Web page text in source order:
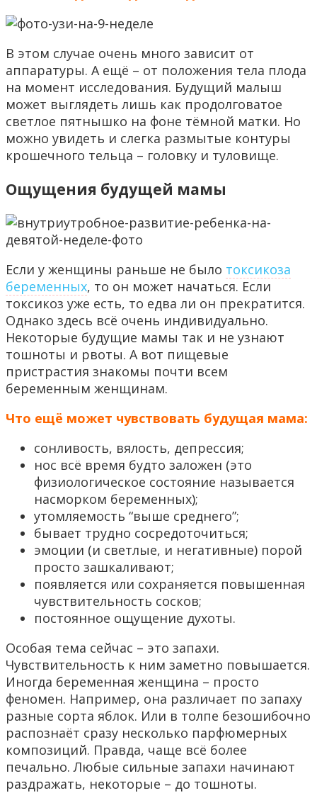
В этом случае очень много зависит от
аппаратуры. А ещё – от положения тела плода
на момент исследования. Будущий малыш
может выглядеть лишь как продолговатое
светлое пятнышко на фоне тёмной матки. Но
можно увидеть и слегка размытые контуры
крошечного тельца – головку и туловище.
Ощущения будущей мамы
Если у женщины раньше не было токсикоза
беременных, то он может начаться. Если
токсикоз уже есть, то едва ли он прекратится.
Однако здесь всё очень индивидуально.
Некоторые будущие мамы так и не узнают
тошноты и рвоты. А вот пищевые
пристрастия знакомы почти всем
беременным женщинам.
Что ещё может чувствовать будущая мама:
сонливость, вялость, депрессия;
нос всё время будто заложен (это
физиологическое состояние называется
насморком беременных);
утомляемость “выше среднего”;
бывает трудно сосредоточиться;
эмоции (и светлые, и негативные) порой
просто зашкаливают;
появляется или сохраняется повышенная
чувствительность сосков;
постоянное ощущение духоты.
Особая тема сейчас – это запахи.
Чувствительность к ним заметно повышается.
Иногда беременная женщина – просто
феномен. Например, она различает по запаху
разные сорта яблок. Или в толпе безошибочно
распознаёт сразу несколько парфюмерных
композиций. Правда, чаще всё более
печально. Любые сильные запахи начинают
раздражать, некоторые – до тошноты.